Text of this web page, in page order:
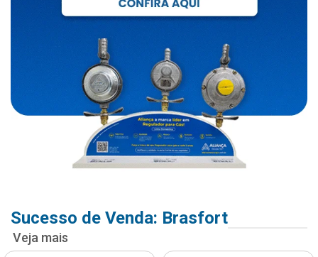
Sucesso de Venda: Brasfort
Veja mais